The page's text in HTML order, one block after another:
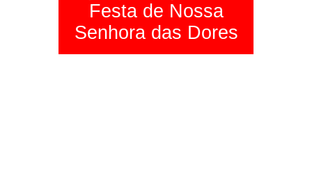
Festa de Nossa
Senhora das Dores